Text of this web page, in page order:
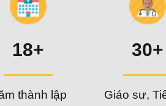
18+
thành lập
30+
Giáo sư,